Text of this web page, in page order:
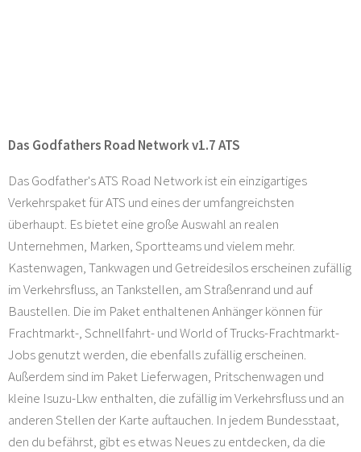
Das Godfathers Road Network v1.7 ATS
Das Godfather's ATS Road Network ist ein einzigartiges
Verkehrspaket für ATS und eines der umfangreichsten
überhaupt. Es bietet eine große Auswahl an realen
Unternehmen, Marken, Sportteams und vielem mehr.
Kastenwagen, Tankwagen und Getreidesilos erscheinen zufällig
im Verkehrsfluss, an Tankstellen, am Straßenrand und auf
Baustellen. Die im Paket enthaltenen Anhänger können für
Frachtmarkt-, Schnellfahrt- und World of Trucks-Frachtmarkt-
Jobs genutzt werden, die ebenfalls zufällig erscheinen.
Außerdem sind im Paket Lieferwagen, Pritschenwagen und
kleine Isuzu-Lkw enthalten, die zufällig im Verkehrsfluss und an
anderen Stellen der Karte auftauchen. In jedem Bundesstaat,
den du befährst, gibt es etwas Neues zu entdecken, da die